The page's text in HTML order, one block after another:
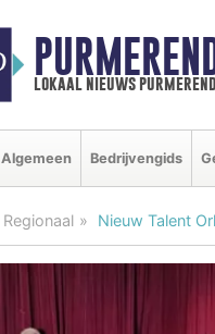
lokaal nieuws purmerend
Algemeen Bedrijvengids
Regionaal Nieuw Talent